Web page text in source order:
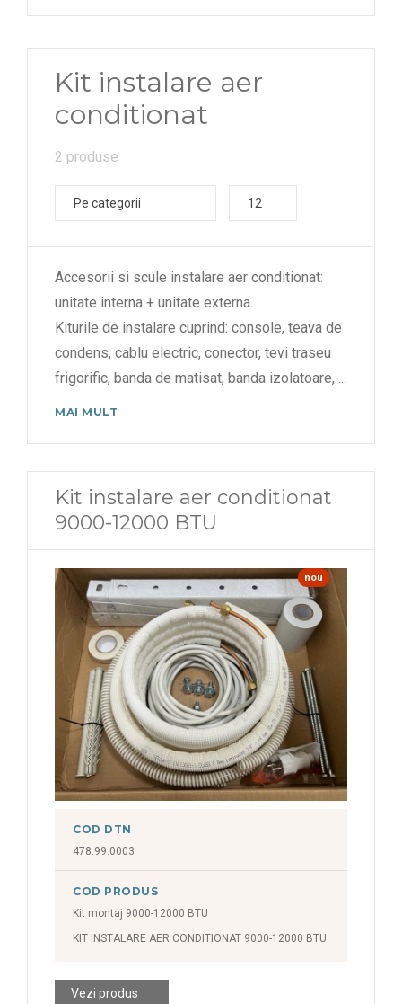
Kit instalare aer
conditionat
2 produse
Pe categorii 12
Accesorii si scule instalare aer conditionat:
unitate interna + unitate externa.
Kiturile de instalare cuprind: console, teava de
condens, cablu electric, conector, tevi traseu
frigorific, banda de matisat, banda izolatoare,
MAI MULT
Kit instalare aer conditionat
9000-12000 BTU
nou
COD DTN
478.99.0003
COD PRODUS
Kit montaj 9000-12000 BTU
KIT INSTALARE AER CONDITIONAT 9000-12000 BTU
Vezi produs